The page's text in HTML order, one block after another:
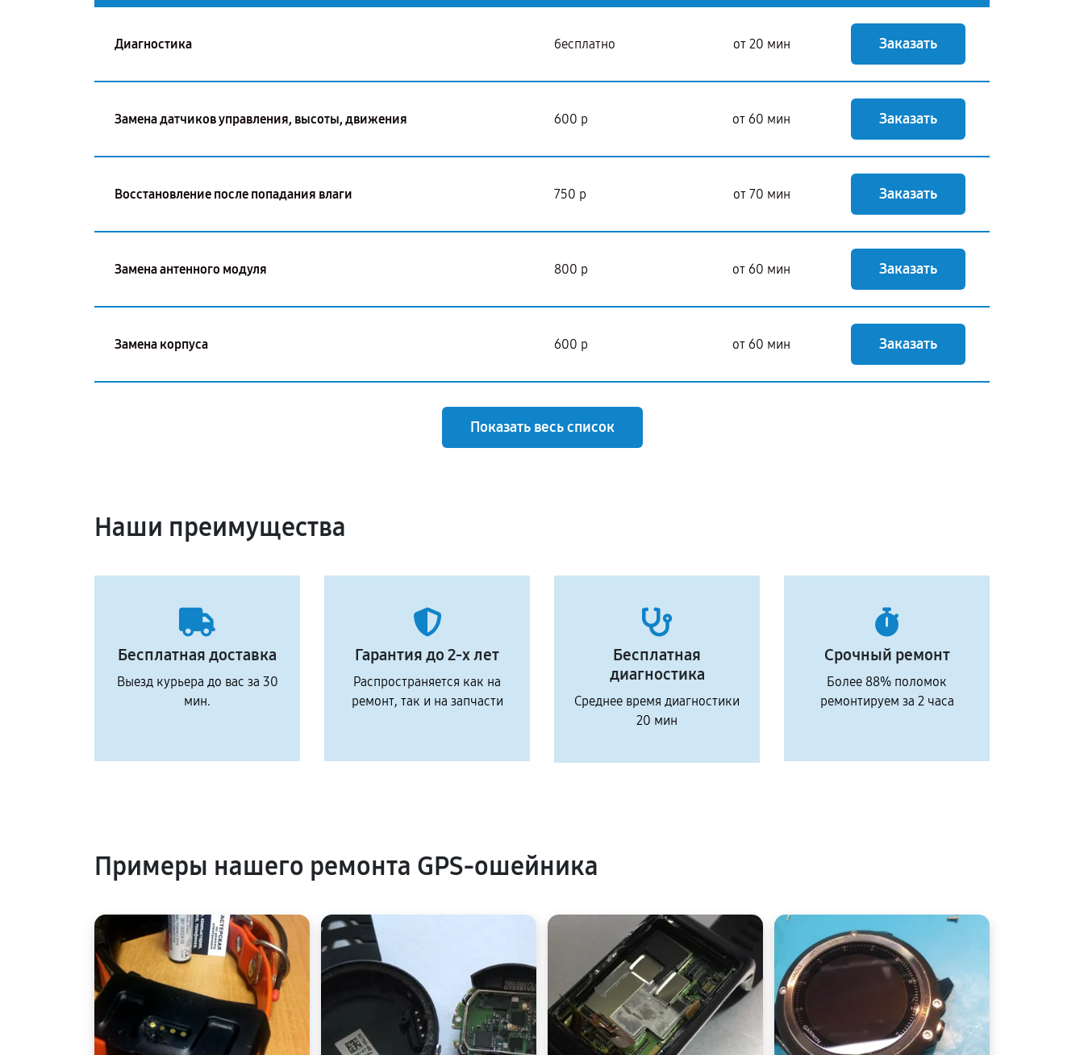
Диагностика бесплатно от 20 мин Заказать
Замена датчиков управления, высоты, движения 600 р от 60 мин Заказать
Восстановление после попадания влаги 750 р от 70 мин Заказать
Замена антенного модуля 800 р от 60 мин Заказать
Замена корпуса 600 р от 60 мин Заказать
Показать весь список
Наши преимущества
Бесплатная доставка
Выезд курьера до вас за 30
мин.
Гарантия до 2-х лет
Распространяется как на
ремонт, так и на запчасти
Бесплатная
диагностика
Среднее время диагностики
20 мин
Срочный ремонт
Более 88% поломок
ремонтируем за 2 часа
Примеры нашего ремонта GPS-ошейника